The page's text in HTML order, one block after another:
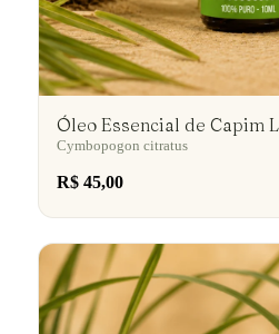
Óleo Essencial de Capim
Cymbopogon citratus
R$ 45,00